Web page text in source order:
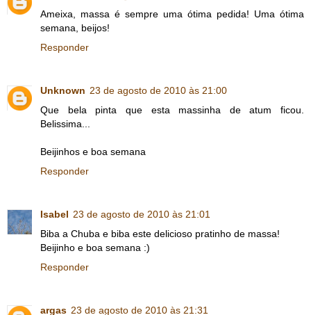
Ameixa, massa é sempre uma ótima pedida! Uma ótima
semana, beijos!
Responder
Unknown 23 de agosto de 2010 às 21:00
Que bela pinta que esta massinha de atum ficou.
Belissima...
Beijinhos e boa semana
Responder
Isabel 23 de agosto de 2010 às 21:01
Biba a Chuba e biba este delicioso pratinho de massa!
Beijinho e boa semana :)
Responder
argas 23 de agosto de 2010 às 21:31